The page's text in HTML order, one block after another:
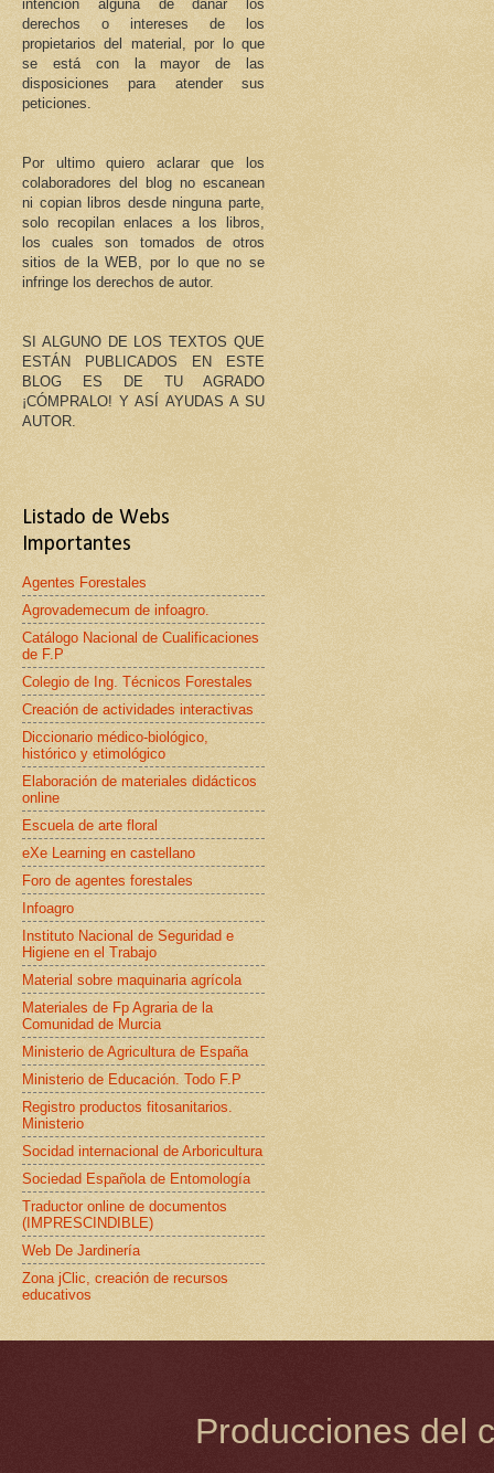
intención alguna de dañar los
derechos o intereses de los
propietarios del material, por lo que
se está con la mayor de las
disposiciones para atender sus
peticiones.
Por ultimo quiero aclarar que los
colaboradores del blog no escanean
ni copian libros desde ninguna parte,
solo recopilan enlaces a los libros,
los cuales son tomados de otros
sitios de la WEB, por lo que no se
infringe los derechos de autor.
SI ALGUNO DE LOS TEXTOS QUE
ESTÁN PUBLICADOS EN ESTE
BLOG ES DE TU AGRADO
¡CÓMPRALO! Y ASÍ AYUDAS A SU
AUTOR.
Listado de Webs
Importantes
Agentes Forestales
Agrovademecum de infoagro.
Catálogo Nacional de Cualificaciones
de F.P
Colegio de Ing. Técnicos Forestales
Creación de actividades interactivas
Diccionario médico-biológico,
histórico y etimológico
Elaboración de materiales didácticos
online
Escuela de arte floral
eXe Learning en castellano
Foro de agentes forestales
Infoagro
Instituto Nacional de Seguridad e
Higiene en el Trabajo
Material sobre maquinaria agrícola
Materiales de Fp Agraria de la
Comunidad de Murcia
Ministerio de Agricultura de España
Ministerio de Educación. Todo F.P
Registro productos fitosanitarios.
Ministerio
Socidad internacional de Arboricultura
Sociedad Española de Entomología
Traductor online de documentos
(IMPRESCINDIBLE)
Web De Jardinería
Zona jClic, creación de recursos
educativos
Producciones del